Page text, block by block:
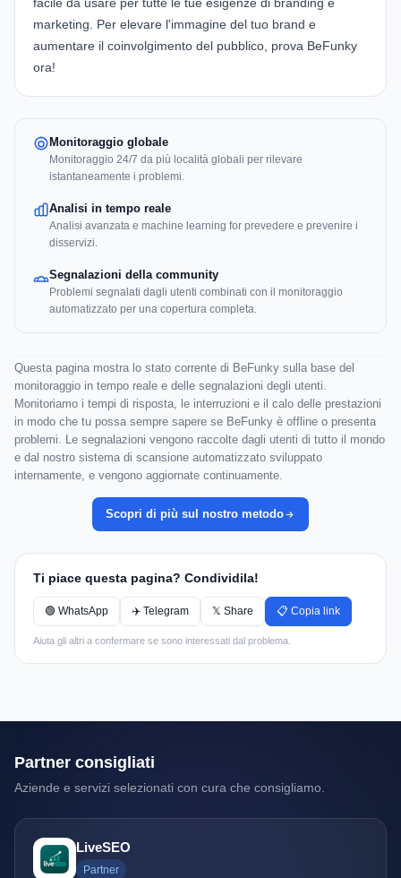
facile da usare per tutte le tue esigenze di branding e
marketing. Per elevare l'immagine del tuo brand e
aumentare il coinvolgimento del pubblico, prova BeFunky
ora!
Monitoraggio globale
Monitoraggio 24/7 da più località globali per rilevare
istantaneamente i problemi.
Analisi in tempo reale
Analisi avanzata e machine learning for prevedere e prevenire i
disservizi.
Segnalazioni della community
Problemi segnalati dagli utenti combinati con il monitoraggio
automatizzato per una copertura completa.
Questa pagina mostra lo stato corrente di BeFunky sulla base del
monitoraggio in tempo reale e delle segnalazioni degli utenti.
Monitoriamo i tempi di risposta, le interruzioni e il calo delle prestazioni
in modo che tu possa sempre sapere se BeFunky è offline o presenta
problemi. Le segnalazioni vengono raccolte dagli utenti di tutto il mondo
e dal nostro sistema di scansione automatizzato sviluppato
internamente, e vengono aggiornate continuamente.
Scopri di più sul nostro metodo
Ti piace questa pagina? Condividila!
🟢 WhatsApp ✈️ Telegram 𝕏 Share 📋 Copia link
Aiuta gli altri a confermare se sono interessati dal problema.
Partner consigliati
Aziende e servizi selezionati con cura che consigliamo.
LiveSEO
Partner